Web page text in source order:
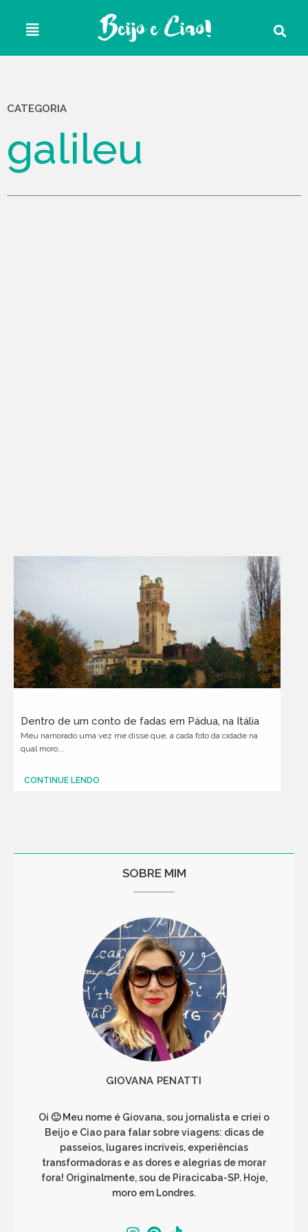
CATEGORIA
galileu
Dentro de um conto de fadas em Pádua, na Itália
Meu namorado uma vez me disse que, a cada foto da cidade na
qual moro...
CONTINUE LENDO
SOBRE MIM
GIOVANA PENATTI
Oi 🙂 Meu nome é Giovana, sou jornalista e criei o
Beijo e Ciao para falar sobre viagens: dicas de
passeios, lugares incríveis, experiências
transformadoras e as dores e alegrias de morar
fora! Originalmente, sou de Piracicaba-SP. Hoje,
moro em Londres.